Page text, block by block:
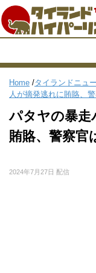
Home /タイランドニュ
人が摘発逃れに賄賂、
パタヤの暴走
賄賂、警察官
2024年7月27日 配信